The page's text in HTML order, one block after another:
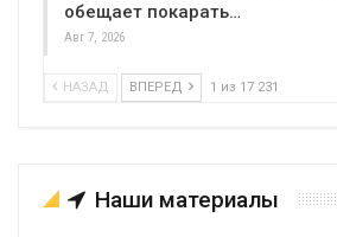
обещает покарать…
Авг 7, 2026
НАЗАД ВПЕРЕД 1 из 17 231
Наши материалы